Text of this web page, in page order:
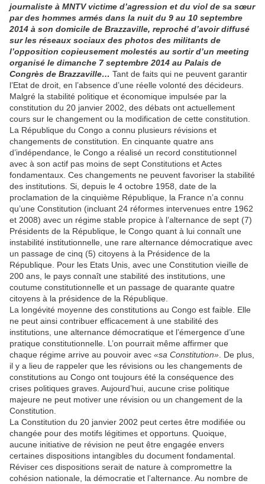
journaliste à MNTV victime d’agression et du viol de sa sœur
par des hommes armés dans la nuit du 9 au 10 septembre
2014 à son domicile de Brazzaville, reproché d’avoir diffusé
sur les réseaux sociaux des photos des militants de
l’opposition copieusement molestés au sortir d’un meeting
organisé le dimanche 7 septembre 2014 au Palais de
Congrès de Brazzaville… Tant de faits qui ne peuvent garantir
l’Etat de droit, en l’absence d’une réelle volonté des décideurs.
Malgré la stabilité politique et économique impulsée par la
constitution du 20 janvier 2002, des débats ont actuellement
cours sur le changement ou la modification de cette constitution.
La République du Congo a connu plusieurs révisions et
changements de constitution. En cinquante quatre ans
d’indépendance, le Congo a réalisé un record constitutionnel
avec à son actif pas moins de sept Constitutions et Actes
fondamentaux. Ces changements ne peuvent favoriser la stabilité
des institutions. Si, depuis le 4 octobre 1958, date de la
proclamation de la cinquième République, la France n’a connu
qu’une Constitution (incluant 24 réformes intervenues entre 1962
et 2008) avec un régime stable propice à l’alternance de sept (7)
Présidents de la République, le Congo quant à lui connaît une
instabilité institutionnelle, une rare alternance démocratique avec
un passage de cinq (5) citoyens à la Présidence de la
République. Pour les Etats Unis, avec une Constitution vieille de
200 ans, le pays connaît une stabilité des institutions, une
coutume constitutionnelle et un passage de quarante quatre
citoyens à la présidence de la République.
La longévité moyenne des constitutions au Congo est faible. Elle
ne peut ainsi contribuer efficacement à une stabilité des
institutions, une alternance démocratique et l’émergence d’une
pratique constitutionnelle. L’on pourrait même affirmer que
chaque régime arrive au pouvoir avec «sa Constitution» . De plus,
il y a lieu de rappeler que les révisions ou les changements de
constitutions au Congo ont toujours été la conséquence des
crises politiques graves. Aujourd’hui, aucune crise politique
majeure ne peut motiver une révision ou un changement de la
Constitution.
La Constitution du 20 janvier 2002 peut certes être modifiée ou
changée pour des motifs légitimes et opportuns. Quoique,
aucune initiative de révision ne peut être engagée envers
certaines dispositions intangibles du document fondamental.
Réviser ces dispositions serait de nature à compromettre la
cohésion nationale, la démocratie et l’alternance. Au nombre de